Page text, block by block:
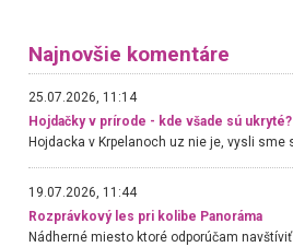
Najnovšie komentáre
25.07.2026, 11:14
Hojdačky v prírode - kde všade sú ukryté?
19.07.2026, 11:44
Rozprávkový les pri kolibe Panoráma